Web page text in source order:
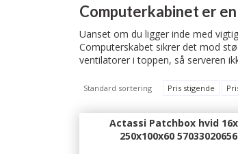
Computerkabinet er
Uanset om du ligger inde med
Computerskabet sikrer det mod
ventilatorer i toppen, så serveren
Standard sortering Pris stigende
Actassi Patchbox hvid
250x100x60